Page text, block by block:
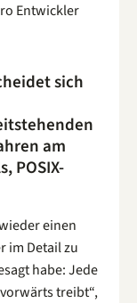
Entwickler
sich
am
POSIX-
einen
im Detail zu
habe: Jede
treibt“,